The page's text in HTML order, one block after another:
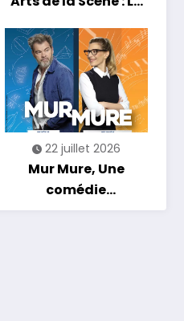
est Lancé !
22 juillet 2026
Mur Mure, Une
comédie
romantique en